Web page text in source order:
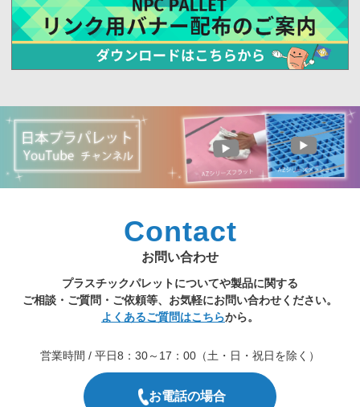
Contact
お問い合わせ
プラスチックパレットについてや製品に関する
ご相談・ご質問・ご依頼等、お気軽にお問い合わせください。
よくあるご質問はこちらから。
営業時間 / 平日8：30～17：00（土・日・祝日を除く）
お電話の場合